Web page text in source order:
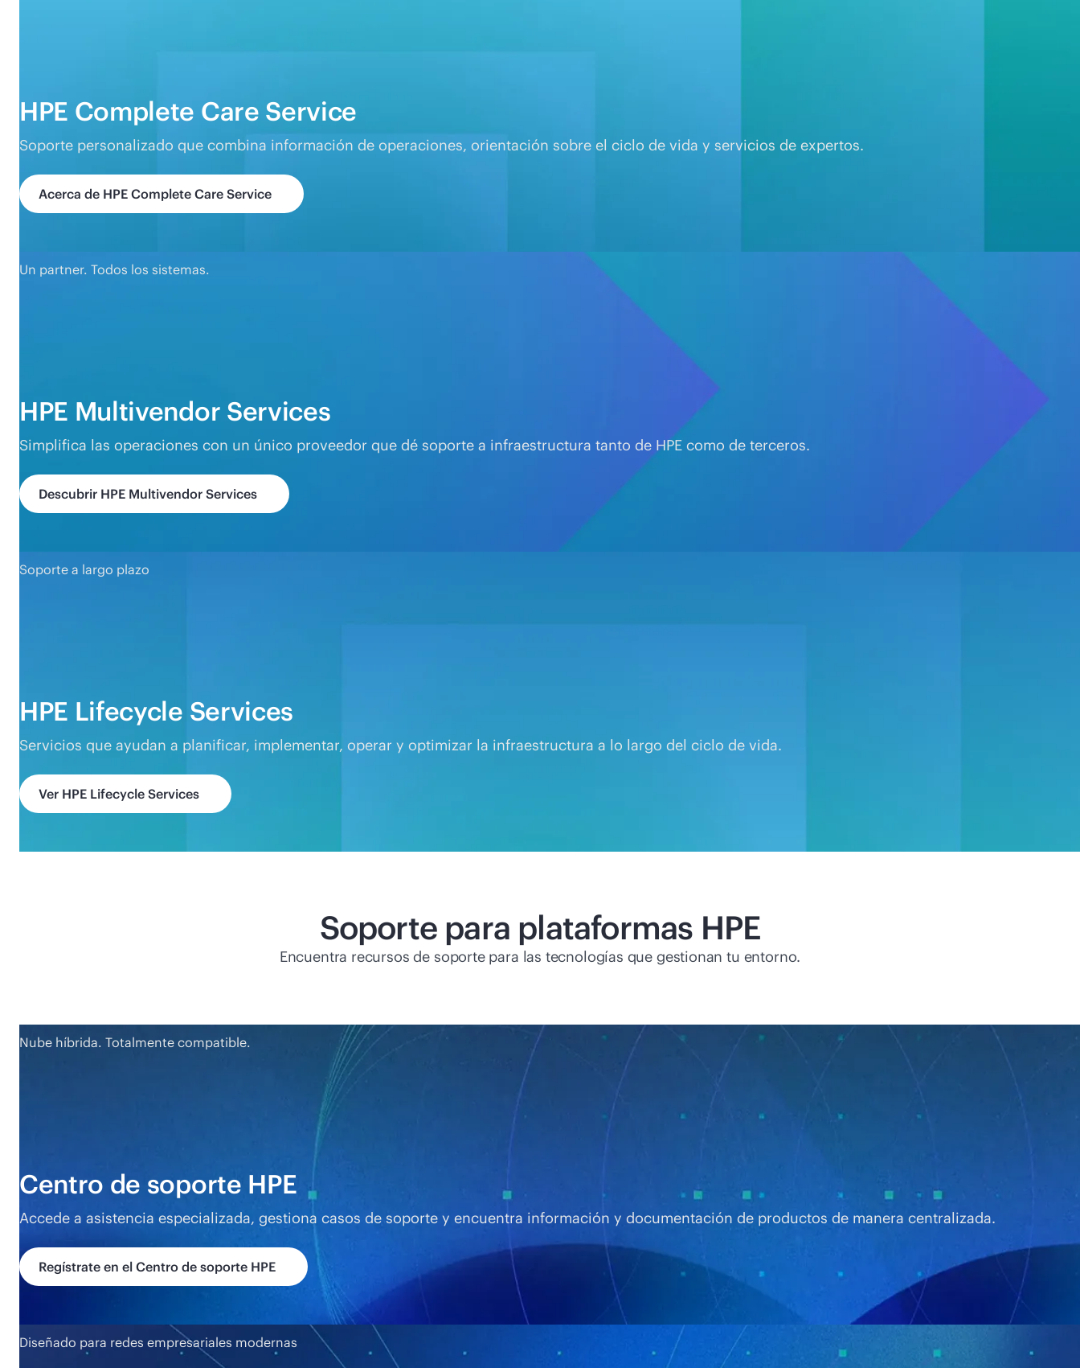
HPE Complete Care Service
Soporte personalizado que combina información de operaciones, orientación sobre el ciclo de vida y servicios de expertos.
Acerca de HPE Complete Care Service
Un partner. Todos los sistemas.
HPE Multivendor Services
Simplifica las operaciones con un único proveedor que dé soporte a infraestructura tanto de HPE como de terceros.
Descubrir HPE Multivendor Services
Soporte a largo plazo
HPE Lifecycle Services
Servicios que ayudan a planificar, implementar, operar y optimizar la infraestructura a lo largo del ciclo de vida.
Ver HPE Lifecycle Services
Soporte para plataformas HPE
Encuentra recursos de soporte para las tecnologías que gestionan tu entorno.
Nube híbrida. Totalmente compatible.
Centro de soporte HPE
Accede a asistencia especializada, gestiona casos de soporte y encuentra información y documentación de productos de manera centralizada.
Regístrate en el Centro de soporte HPE
Diseñado para redes empresariales modernas